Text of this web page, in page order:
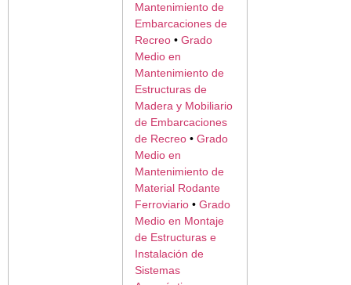
Mantenimiento de
Embarcaciones de
Recreo • Grado
Medio en
Mantenimiento de
Estructuras de
Madera y Mobiliario
de Embarcaciones
de Recreo • Grado
Medio en
Mantenimiento de
Material Rodante
Ferroviario • Grado
Medio en Montaje
de Estructuras e
Instalación de
Sistemas